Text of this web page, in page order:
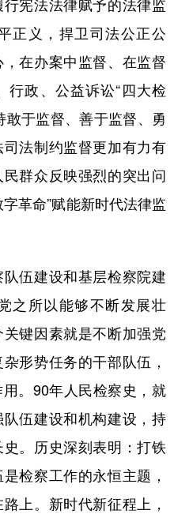
正义，捍卫司法公正公
在办案中监督、在监督
行政、公益诉讼“四大检
于监督、善于监督、勇
法制约监督更加有力有
群众反映强烈的突出问
革命”赋能新时代法律监
伍建设和基层检察院建
之所以能够不断发展壮
键因素就是不断加强党
形势任务的干部队伍，
。90年人民检察史，就
伍建设和机构建设，持
。历史深刻表明：打铁
检察工作的永恒主题，
上。新时代新征程上，